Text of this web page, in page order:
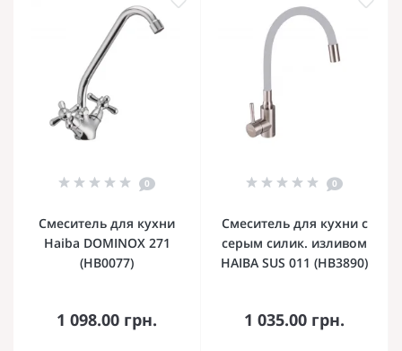
0
Смеситель для кухни
Haiba DOMINOX 271
(HB0077)
1 098.00 грн.
0
Смеситель для кухни с
серым силик. изливом
HAIBA SUS 011 (HB3890)
1 035.00 грн.